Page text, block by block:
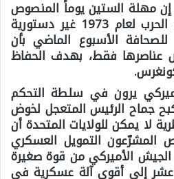
إن مهلة الستين يوماً المنصوص
عليها في قرار صلاحيات الحرب لعام 1973 غير دستورية
للصحافة الأسبوع الماضي بأن
عناصرها فقط، بهدف الحفاظ
يرون في سلطة التحكم
جماح الرئيس المتعجل لخوض
لا يمكن للولايات المتحدة أن
المشرّعون التمويل العسكري
الجيش الأميركي من قوة صغيرة
عشر إلى أقوى آلة عسكرية في